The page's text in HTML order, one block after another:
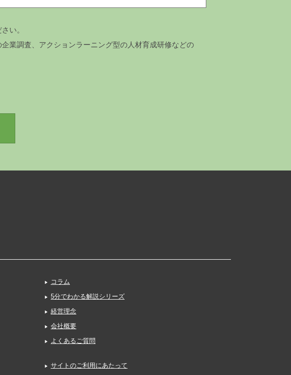
い。
業調査、アクションラーニング型の人材育成研修などの
コラム
5分でわかる解説シリーズ
経営理念
会社概要
よくあるご質問
サイトのご利用にあたって